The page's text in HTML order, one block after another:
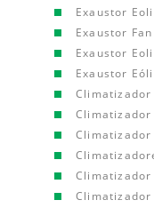
Exaustor
Exaustor
Exaustor
Exaustor